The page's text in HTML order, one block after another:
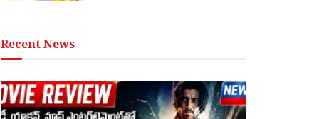
Recent News